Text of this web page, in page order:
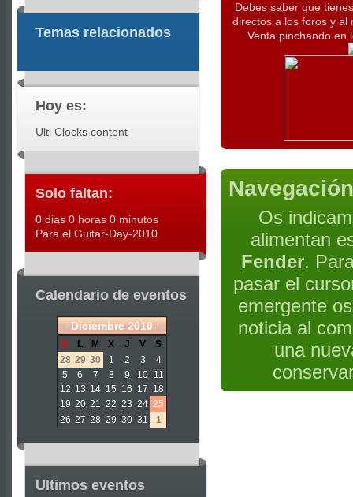
Temas relacionados
Hoy es:
Ulti Clocks content
Solo faltan:
0 dias 0 horas 0 minutos
Para el Guitar-Day-2010
Calendario de eventos
«<Diciembre 2010>»
D L M X J V
S
28 29 30 1 2 3
4
5
6 7 8 9 10 11
12 13 14 15 16 17 18
19 20 21 22 23 24 25
26 27 28 29 30 31 1
Ultimos eventos
Debes saber que
directos a los foros y al
Venta pinchando en
Os
alimentan
Fender.
pasar el
emergente
noticia al
una